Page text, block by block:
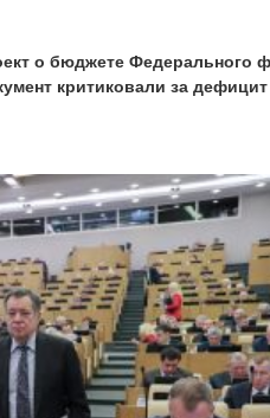
о бюджете Федерального
критиковали за